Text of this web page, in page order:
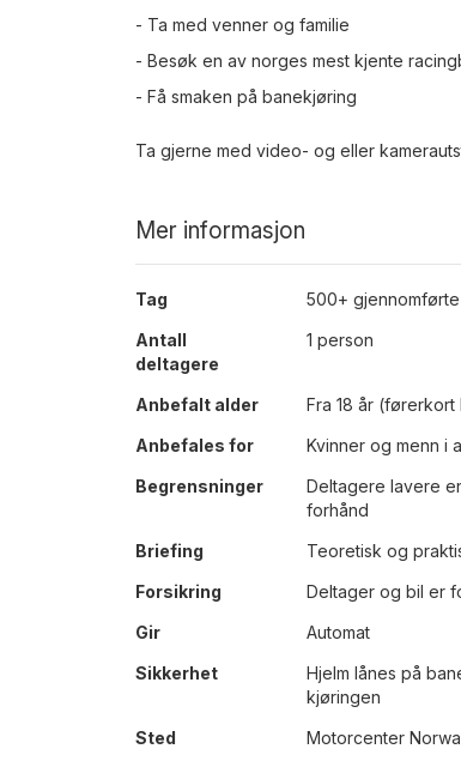
- Ta med venner og familie
- Besøk en av norges mest kjente
- Få smaken på banekjøring
Ta gjerne med video- og eller
Mer informasjon
Mer
Tag
500+ gjennomførte
Antall
deltagere
1 person
Anbefalt alder
Fra 18 år (førerkort
Anbefales for
Kvinner og menn i
Begrensninger
Deltagere lavere
forhånd
Briefing
Teoretisk og
Forsikring
Deltager og bil er
Gir
Automat
Sikkerhet
Hjelm lånes på
kjøringen
Sted
Motorcenter